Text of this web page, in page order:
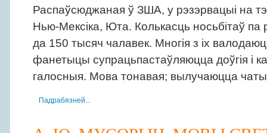
Распаўсюджаная ў ЗША, у рэзэрвацыі на
Нью-Мексіка, Юта. Колькасць носьбітаў
да 150 тысяч чалавек. Многія з іх
фанетыцы супрацьпастаўляюцца доўгія і
галосныя. Мова тонавая; вылучаюцца
Падрабязней...